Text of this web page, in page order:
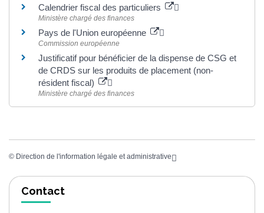
Calendrier fiscal des particuliers
Ministère chargé des finances
Pays de l'Union européenne
Commission européenne
Justificatif pour bénéficier de la dispense de CSG et
de CRDS sur les produits de placement (non-
résident fiscal)
Ministère chargé des finances
© Direction de l'information légale et administrative
Contact